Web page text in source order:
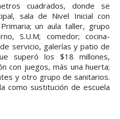
cuadrados, donde se
sala de Nivel Inicial con
un aula taller, grupo
S.U.M; comedor; cocina-
servicio, galerías y patio de
superó los $18 millones,
con juegos, más una huerta;
y otro grupo de sanitarios.
como sustitución de escuela